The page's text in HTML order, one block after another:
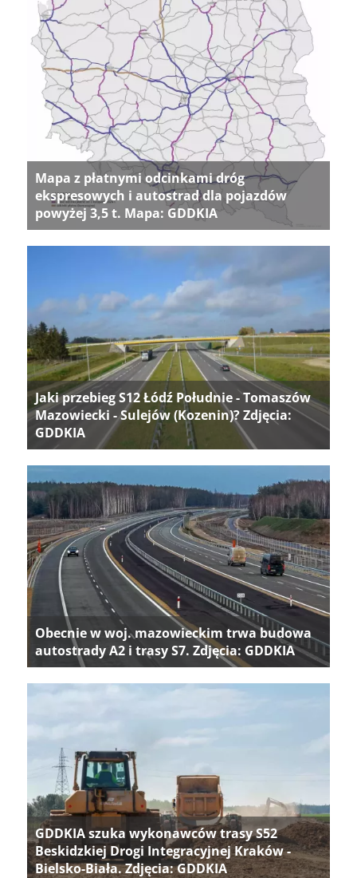
Mapa z płatnymi odcinkami dróg
ekspresowych i autostrad dla pojazdów
powyżej 3,5 t. Mapa: GDDKIA
Jaki przebieg S12 Łódź Południe - Tomaszów
Mazowiecki - Sulejów (Kozenin)? Zdjęcia:
GDDKIA
Obecnie w woj. mazowieckim trwa budowa
autostrady A2 i trasy S7. Zdjęcia: GDDKIA
GDDKIA szuka wykonawców trasy S52
Beskidzkiej Drogi Integracyjnej Kraków -
Bielsko-Biała. Zdjęcia: GDDKIA